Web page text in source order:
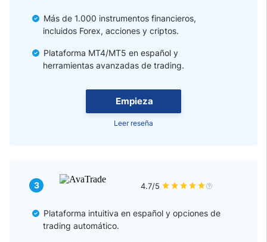
Empieza
Leer reseña
Más de 1.000 instrumentos financieros,
incluidos Forex, acciones y criptos.
Plataforma MT4/MT5 en español y
herramientas avanzadas de trading.
3 4.7/5
Plataforma intuitiva en español y opciones de
trading automático.